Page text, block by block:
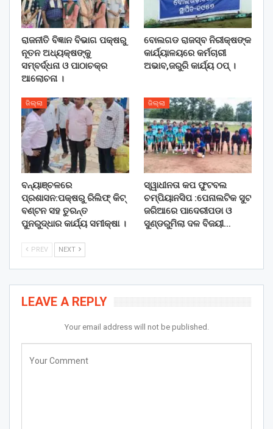
ରାଜନୀତି ବିଜ୍ଞାନ ବିଭାଗ ପକ୍ଷରୁ
ନୂତନ ଅଧ୍ୟକ୍ଷଙ୍କୁ
ସମ୍ବର୍ଦ୍ଧନା ଓ ପାଠାଚକ୍ର
ଆଲୋଚନା ।
ବୋଲଗଡ ରାଜସ୍ବ ନିରୀକ୍ଷଙ୍କ
କାର୍ଯ୍ୟାଳୟରେ କର୍ମଚାରୀ
ଅଭାବ,ଜରୁରି କାର୍ଯ୍ୟ ଠପ୍ ।
ଜିଲ୍ଲା
ବନ୍ୟାଞ୍ଚଳରେ
ପ୍ରଶାସନ:ପକ୍ଷରୁ ରିଲିଫ୍ କିଟ୍
ବଣ୍ଟନ ସହ ତୁରନ୍ତ
ପୁନରୁଦ୍ଧାର କାର୍ଯ୍ୟ ସମୀକ୍ଷା ।
ଜିଲ୍ଲା
ସ୍ୱାଧୀନତା କପ ଫୁଟବଲ
ଚମ୍ପିୟାନସିପ :ପେନାଲଟିକ ସୁଟ
ଜରିଆରେ ପାଦେରୀପଡା ଓ
ସୁଣ୍ଡରୁମିଲା ଦଳ ବିଜୟୀ…
PREV NEXT
LEAVE A REPLY
Your email address will not be published.